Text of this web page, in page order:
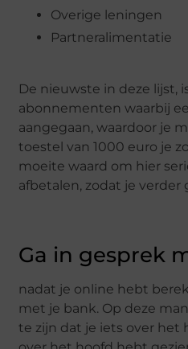
Overige leningen
Partneralimentatie
De nieuwste in deze lijst,
abonnementen waarbij
aangegaan, waardoor je
toestel van 1000 euro je
moeite waard om hier
afbetalen, zodat je
Ga in gesprek
nadat je online hebt
met je bank. Op deze
te zijn dat je iets over het